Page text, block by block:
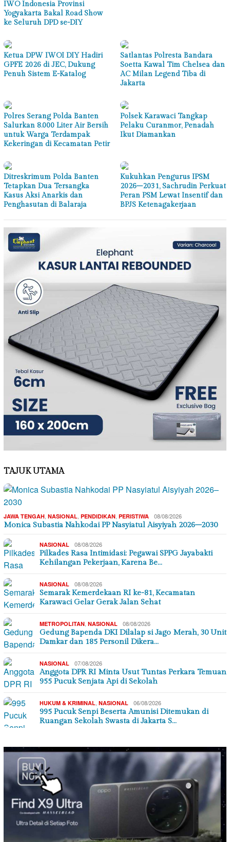
IWO Indonesia Provinsi
Yogyakarta Bakal Road Show
ke Seluruh DPD se-DIY
Ketua DPW IWOI DIY Hadiri
GPFE 2026 di JEC, Dukung
Penuh Sistem E-Katalog
Satlantas Polresta Bandara
Soetta Kawal Tim Chelsea dan
AC Milan Legend Tiba di
Jakarta
Polres Serang Polda Banten
Salurkan 8.000 Liter Air Bersih
untuk Warga Terdampak
Kekeringan di Kecamatan Petir
Polsek Karawaci Tangkap
Pelaku Curanmor, Penadah
Ikut Diamankan
Ditreskrimum Polda Banten
Tetapkan Dua Tersangka
Kasus Aksi Anarkis dan
Penghasutan di Balaraja
Kukuhkan Pengurus IPSM
2026–2031, Sachrudin Perkuat
Peran PSM Lewat Insentif dan
BPJS Ketenagakerjaan
TAJUK UTAMA
JAWA TENGAH NASIONAL PENDIDIKAN PERISTIWA 08/08/2026
Monica Subastia Nahkodai PP Nasyiatul Aisyiyah 2026–2030
NASIONAL 08/08/2026
Pilkades Rasa Intimidasi: Pegawai SPPG Jayabakti
Kehilangan Pekerjaan, Karena Be…
NASIONAL 08/08/2026
Semarak Kemerdekaan RI ke-81, Kecamatan
Karawaci Gelar Gerak Jalan Sehat
METROPOLITAN NASIONAL 08/08/2026
Gedung Bapenda DKI Dilalap si Jago Merah, 30 Unit
Damkar dan 185 Personil Dikera…
NASIONAL 07/08/2026
Anggota DPR RI Minta Usut Tuntas Perkara Temuan
955 Pucuk Senjata Api di Sekolah
HUKUM & KRIMINAL NASIONAL 06/08/2026
995 Pucuk Senpi Beserta Amunisi Ditemukan di
Ruangan Sekolah Swasta di Jakarta S…